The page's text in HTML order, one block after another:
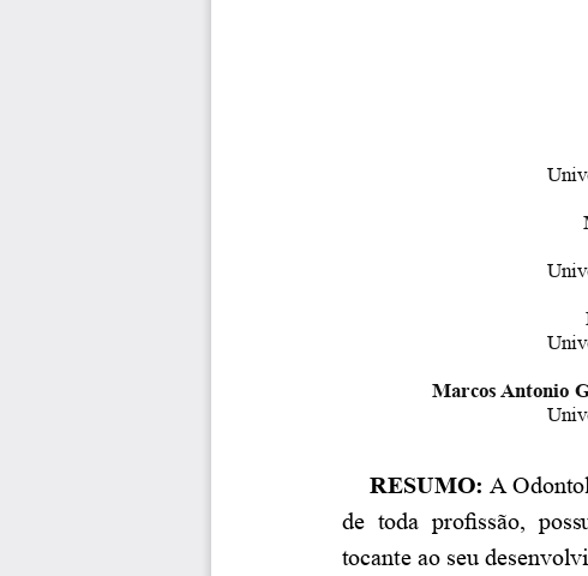
Marcos Antonio
RESUMO: A
de  toda  profissão,
tocante ao seu